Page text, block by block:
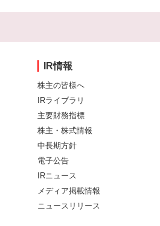
IR情報
株主の皆様へ
IRライブラリ
主要財務指標
株主・株式情報
中長期方針
電子公告
IRニュース
メディア掲載情報
ニュースリリース